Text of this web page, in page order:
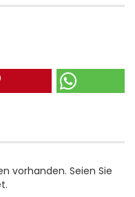
vorhanden. Seien Sie